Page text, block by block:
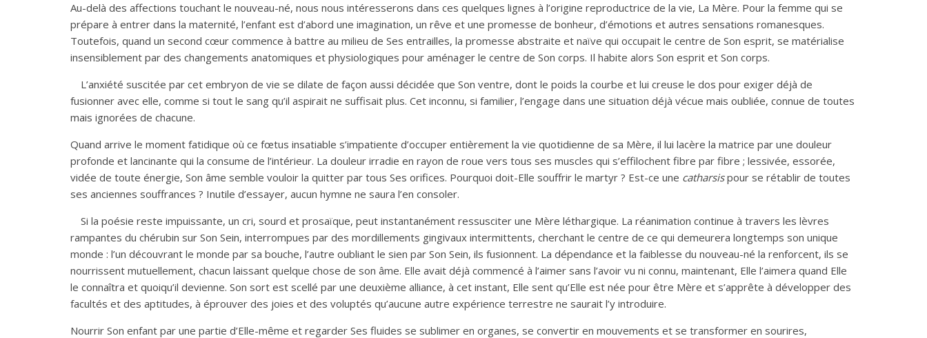
Au-delà des affections touchant le nouveau-né, nous nous intéresserons dans ces quelques lignes à l’origine reproductrice de la vie, La Mère. Pour la femme qui se
prépare à entrer dans la maternité, l’enfant est d’abord une imagination, un rêve et une promesse de bonheur, d’émotions et autres sensations romanesques.
Toutefois, quand un second cœur commence à battre au milieu de Ses entrailles, la promesse abstraite et naïve qui occupait le centre de Son esprit, se matérialise
insensiblement par des changements anatomiques et physiologiques pour aménager le centre de Son corps. Il habite alors Son esprit et Son corps.
L’anxiété suscitée par cet embryon de vie se dilate de façon aussi décidée que Son ventre, dont le poids la courbe et lui creuse le dos pour exiger déjà de
fusionner avec elle, comme si tout le sang qu’il aspirait ne suffisait plus. Cet inconnu, si familier, l’engage dans une situation déjà vécue mais oubliée, connue de toutes
mais ignorées de chacune.
Quand arrive le moment fatidique où ce fœtus insatiable s’impatiente d’occuper entièrement la vie quotidienne de sa Mère, il lui lacère la matrice par une douleur
profonde et lancinante qui la consume de l’intérieur. La douleur irradie en rayon de roue vers tous ses muscles qui s’effilochent fibre par fibre ; lessivée, essorée,
vidée de toute énergie, Son âme semble vouloir la quitter par tous Ses orifices. Pourquoi doit-Elle souffrir le martyr ? Est-ce une catharsispour se rétablir de toutes
ses anciennes souffrances ? Inutile d’essayer, aucun hymne ne saura l’en consoler.
Si la poésie reste impuissante, un cri, sourd et prosaïque, peut instantanément ressusciter une Mère léthargique. La réanimation continue à travers les lèvres
rampantes du chérubin sur Son Sein, interrompues par des mordillements gingivaux intermittents, cherchant le centre de ce qui demeurera longtemps son unique
monde : l’un découvrant le monde par sa bouche, l’autre oubliant le sien par Son Sein, ils fusionnent. La dépendance et la faiblesse du nouveau-né la renforcent, ils se
nourrissent mutuellement, chacun laissant quelque chose de son âme. Elle avait déjà commencé à l’aimer sans l’avoir vu ni connu, maintenant, Elle l’aimera quand Elle
le connaîtra et quoiqu’il devienne. Son sort est scellé par une deuxième alliance, à cet instant, Elle sent qu’Elle est née pour être Mère et s’apprête à développer des
facultés et des aptitudes, à éprouver des joies et des voluptés qu’aucune autre expérience terrestre ne saurait l’y introduire.
Nourrir Son enfant par une partie d’Elle-même et regarder Ses fluides se sublimer en organes, se convertir en mouvements et se transformer en sourires,